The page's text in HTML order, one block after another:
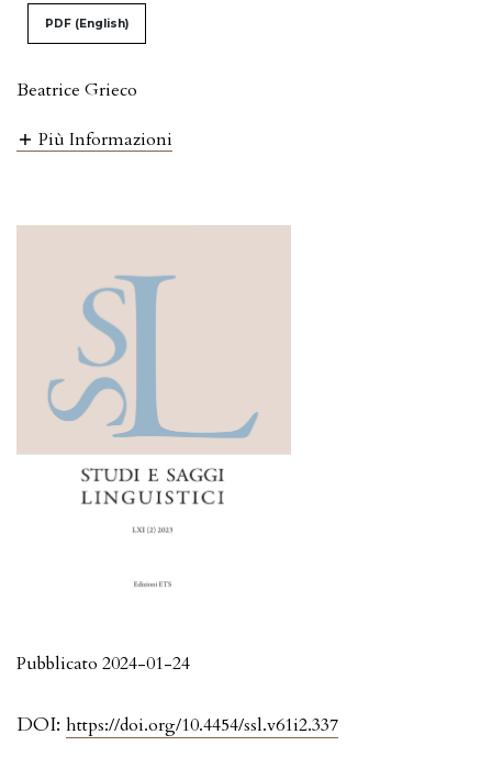
PDF (English)
Beatrice Grieco
Più Informazioni
DOI: https://doi.org/10.4454/ssl.v61i2.337
Pubblicato 2024-01-24